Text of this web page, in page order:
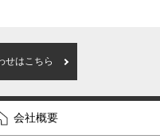
せはこちら
会社概要